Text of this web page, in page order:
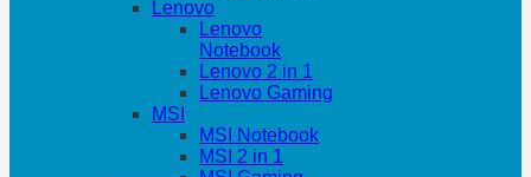
Lenovo
Lenovo
Notebook
Lenovo 2 in 1
Lenovo Gaming
MSI
MSI Notebook
MSI 2 in 1